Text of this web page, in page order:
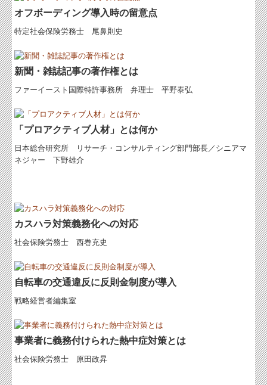
オフボーディング導入時の留意点
特定社会保険労務士 尾鼻則史
新聞・雑誌記事の著作権とは
ファーイースト国際特許事務所 弁理士 平野泰弘
「プロアクティブ人材」とは何か
日本総合研究所 リサーチ・コンサルティング部門部長／シニアマ
ネジャー 下野雄介
カスハラ対策義務化への対応
社会保険労務士 西巻充史
自転車の交通違反に反則金制度が導入
戦略経営者編集室
事業者に義務付けられた熱中症対策とは
社会保険労務士 原田政昇